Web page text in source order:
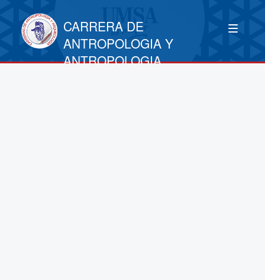
CARRERA DE
ANTROPOLOGIA Y
ANTROPOLOGIA